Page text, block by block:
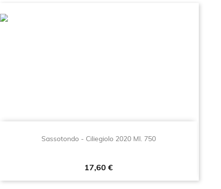
Sassotondo - Ciliegiolo 2020 Ml. 750
Prezzo
17,60 €